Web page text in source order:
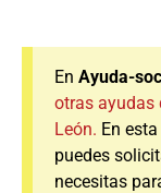
En Ayuda-
otras ayudas
León. En
puedes
necesitas